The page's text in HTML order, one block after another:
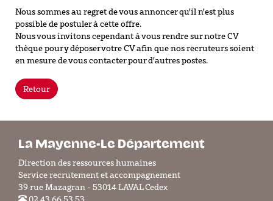
Nous sommes au regret de vous annoncer qu'il n'est plus
possible de postuler à cette offre.
Nous vous invitons cependant à vous rendre sur notre CV
thèque pour y déposer votre CV afin que nos recruteurs soient
en mesure de vous contacter pour d'autres postes.
Retour
La Mayenne-Le Département
Direction des ressources humaines
Service recrutement et accompagnement
39 rue Mazagran - 53014 LAVAL Cedex